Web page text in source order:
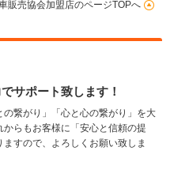
売協会加盟店のページTOPへ
サポート致します！
繋がり」「心と心の繋がり」を大
らもお客様に「安心と信頼の提
すので、よろしくお願い致しま